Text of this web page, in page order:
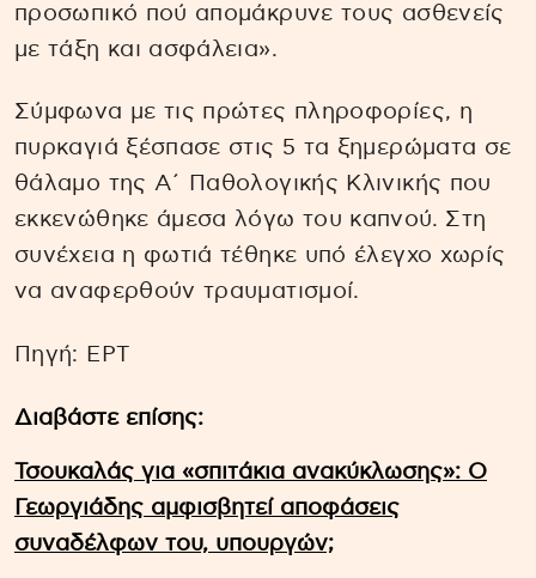
προσωπικό πού απομάκρυνε τους ασθενείς
με τάξη και ασφάλεια».
Σύμφωνα με τις πρώτες πληροφορίες, η
πυρκαγιά ξέσπασε στις 5 τα ξημερώματα σε
θάλαμο της Α΄ Παθολογικής Κλινικής που
εκκενώθηκε άμεσα λόγω του καπνού. Στη
συνέχεια η φωτιά τέθηκε υπό έλεγχο χωρίς
να αναφερθούν τραυματισμοί.
Πηγή: EΡΤ
Διαβάστε επίσης:
Τσουκαλάς για «σπιτάκια ανακύκλωσης»: Ο
Γεωργιάδης αμφισβητεί αποφάσεις
συναδέλφων του, υπουργών;